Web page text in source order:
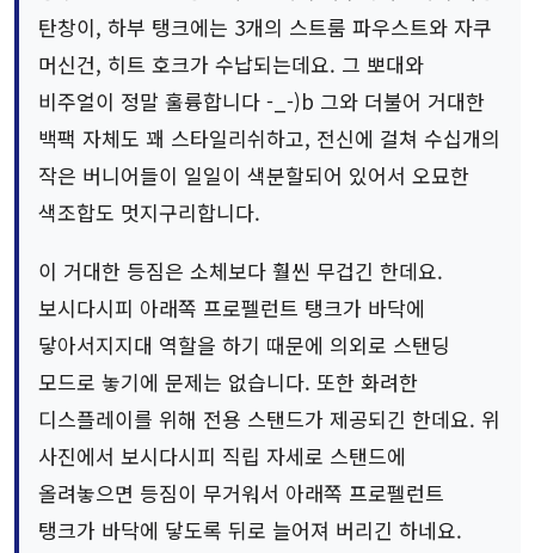
탄창이, 하부 탱크에는 3개의 스트룸 파우스트와 자쿠
머신건, 히트 호크가 수납되는데요. 그 뽀대와
비주얼이 정말 훌륭합니다 -_-)b 그와 더불어 거대한
백팩 자체도 꽤 스타일리쉬하고, 전신에 걸쳐 수십개의
작은 버니어들이 일일이 색분할되어 있어서 오묘한
색조합도 멋지구리합니다.
이 거대한 등짐은 소체보다 훨씬 무겁긴 한데요.
보시다시피 아래쪽 프로펠런트 탱크가 바닥에
닿아서지지대 역할을 하기 때문에 의외로 스탠딩
모드로 놓기에 문제는 없습니다. 또한 화려한
디스플레이를 위해 전용 스탠드가 제공되긴 한데요. 위
사진에서 보시다시피 직립 자세로 스탠드에
올려놓으면 등짐이 무거워서 아래쪽 프로펠런트
탱크가 바닥에 닿도록 뒤로 늘어져 버리긴 하네요.